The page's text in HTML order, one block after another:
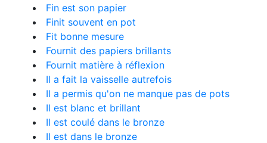
Fin est son papier
Finit souvent en pot
Fit bonne mesure
Fournit des papiers brillants
Fournit matière à réflexion
Il a fait la vaisselle autrefois
Il a permis qu'on ne manque pas de pots
Il est blanc et brillant
Il est coulé dans le bronze
Il est dans le bronze